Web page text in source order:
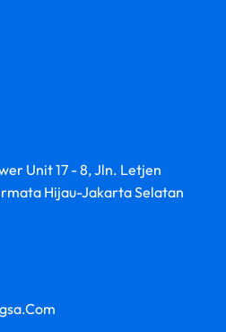
Unit 17 - 8, Jln. Letjen
Hijau-Jakarta Selatan